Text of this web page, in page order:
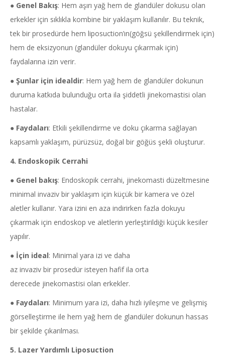
● Genel Bakış: Hem aşırı yağ hem de glandüler dokusu olan
erkekler için sıklıkla kombine bir yaklaşım kullanılır. Bu teknik,
tek bir prosedürde hem liposuction’ın(göğsü şekillendirmek için)
hem de eksizyonun (glandüler dokuyu çıkarmak için)
faydalarına izin verir.
● Şunlar için idealdir: Hem yağ hem de glandüler dokunun
duruma katkıda bulunduğu orta ila şiddetli jinekomastisi olan
hastalar.
● Faydaları: Etkili şekillendirme ve doku çıkarma sağlayan
kapsamlı yaklaşım, pürüzsüz, doğal bir göğüs şekli oluşturur.
4. Endoskopik Cerrahi
● Genel bakış: Endoskopik cerrahi, jinekomasti düzeltmesine
minimal invaziv bir yaklaşım için küçük bir kamera ve özel
aletler kullanır. Yara izini en aza indirirken fazla dokuyu
çıkarmak için endoskop ve aletlerin yerleştirildiği küçük kesiler
yapılır.
● İçin ideal: Minimal yara izi ve daha
az invaziv bir prosedür isteyen hafif ila orta
derecede jinekomastisi olan erkekler.
● Faydaları: Minimum yara izi, daha hızlı iyileşme ve gelişmiş
görselleştirme ile hem yağ hem de glandüler dokunun hassas
bir şekilde çıkarılması.
5. Lazer Yardımlı Liposuction